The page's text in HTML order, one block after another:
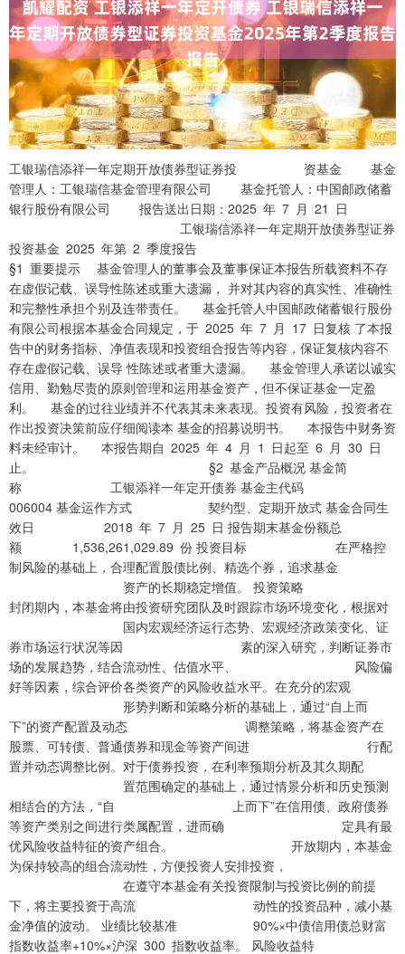
工银瑞信添祥一年定期开放债券型证券投 资基金 基金
管理人：工银瑞信基金管理有限公司 基金托管人：中国邮政储蓄
银行股份有限公司 报告送出日期：2025 年 7 月 21 日
工银瑞信添祥一年定期开放债券型证券
投资基金 2025 年第 2 季度报告
§1 重要提示 基金管理人的董事会及董事保证本报告所载资料不存
在虚假记载、误导性陈述或重大遗漏， 并对其内容的真实性、准确性
和完整性承担个别及连带责任。 基金托管人中国邮政储蓄银行股份
有限公司根据本基金合同规定，于 2025 年 7 月 17 日复核 了本报
告中的财务指标、净值表现和投资组合报告等内容，保证复核内容不
存在虚假记载、误导 性陈述或者重大遗漏。 基金管理人承诺以诚实
信用、勤勉尽责的原则管理和运用基金资产，但不保证基金一定盈
利。 基金的过往业绩并不代表其未来表现。投资有风险，投资者在
作出投资决策前应仔细阅读本 基金的招募说明书。 本报告中财务资
料未经审计。 本报告期自 2025 年 4 月 1 日起至 6 月 30 日
止。 §2 基金产品概况 基金简
称 工银添祥一年定开债券 基金主代码
006004 基金运作方式 契约型、定期开放式 基金合同生
效日 2018 年 7 月 25 日 报告期末基金份额总
额 1,536,261,029.89 份 投资目标 在严格控
制风险的基础上，合理配置股债比例、精选个券，追求基金
资产的长期稳定增值。 投资策略
封闭期内，本基金将由投资研究团队及时跟踪市场环境变化，根据对
国内宏观经济运行态势、宏观经济政策变化、证
券市场运行状况等因 素的深入研究，判断证券市
场的发展趋势，结合流动性、估值水平、 风险偏
好等因素，综合评价各类资产的风险收益水平。在充分的宏观
形势判断和策略分析的基础上，通过“自上而
下”的资产配置及动态 调整策略，将基金资产在
股票、可转债、普通债券和现金等资产间进 行配
置并动态调整比例。对于债券投资，在利率预期分析及其久期配
置范围确定的基础上，通过情景分析和历史预测
相结合的方法，“自 上而下”在信用债、政府债券
等资产类别之间进行类属配置，进而确 定具有最
优风险收益特征的资产组合。 开放期内，本基金
为保持较高的组合流动性，方便投资人安排投资，
在遵守本基金有关投资限制与投资比例的前提
下，将主要投资于高流 动性的投资品种，减小基
金净值的波动。 业绩比较基准 90%×中债信用债总财富
指数收益率+10%×沪深 300 指数收益率。 风险收益特